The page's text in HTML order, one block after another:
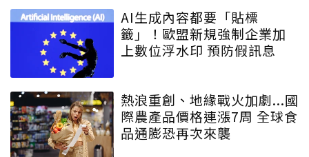
AI生成內容都要「貼標
籤」！歐盟新規強制企業加
上數位浮水印 預防假訊息
熱浪重創、地緣戰火加劇...國
際農產品價格連漲7周 全球食
品通膨恐再次來襲